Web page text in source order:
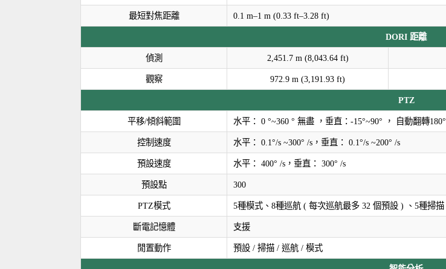
最短對焦距離 0.1 m–1 m (0.33 ft–3.28 ft)
DORI 距離
偵測 2,451.7 m (8,043.64 ft)
觀察 972.9 m (3,191.93 ft)
PTZ
平移/傾斜範圍 水平： 0 °~360 ° 無盡 ，垂直：-15°~90° ， 自動翻轉180°
控制速度 水平： 0.1°/s ~300° /s，垂直： 0.1°/s ~200° /s
預設速度 水平： 400° /s，垂直： 300° /s
預設點 300
PTZ模式 5種模式、8種巡航 ( 每次巡航最多 32 個預設 ) 、5種掃描
斷電記憶體 支援
閒置動作 預設 / 掃描 / 巡航 / 模式